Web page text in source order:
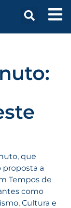
que
proposta a
Tempos de
como
Cultura e